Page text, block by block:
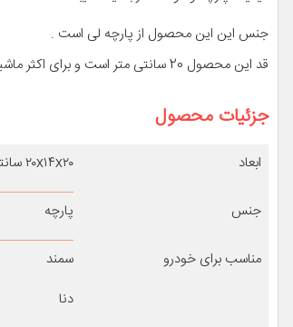
جنس این این محصول از پارچه لی است .
قد این محصول 20 سانتی متر است و برای اکثر ماشینها که دنده با همین اندازه دارند مناسب است
جزئیات محصول
ابعاد ۲۰x۱۴x۲۰ سانتی‌متر
جنس پارچه
مناسب برای خودرو
سمند
دنا